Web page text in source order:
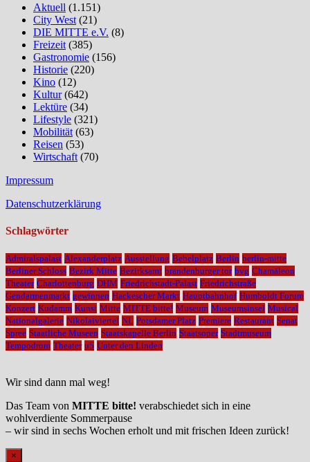
Aktuell (1.151)
City West (21)
DIE MITTE e.V. (8)
Freizeit (385)
Gastronomie (156)
Historie (220)
Kino (12)
Kultur(642)
Lektüre (34)
Lifestyle (321)
Mobilität (63)
Reisen (53)
Wirtschaft (70)
Impressum
Datenschutzerklärung
Schlagwörter
Admiralspalast Alexanderplatz Ausstellung Bebelplatz Berlin berlin-mitte
Berliner Schloss Bezirk Mitte Bezirksamt brandenburger tor bvg Chamäleon
Theater Charlottenburg DHM Friedrichstadt-Palast Friedrichstraße
Gendarmenmarkt gewinnen Hackescher Markt Hauptbahnhof Humboldt Forum
Konzert Kudamm Kunst Mitte MITTE bitte! Museum Museumsinsel Musical
Nationalgalerie Nikolaiviertel NL Potsdamer Platz Premiere Restaurant Senat
Spree Staatliche Museen Staatskapelle Berlin Staatsoper Stadtmuseum
Tempodrom Theater u5 Unter den Linden
Wir sind dann mal weg!
Das Team von MITTE bitte! verabschiedet sich in eine
wohlverdiente Sommerpause
– wir sind in sechs Wochen erholt und mit frischen Ideen zurück!
×